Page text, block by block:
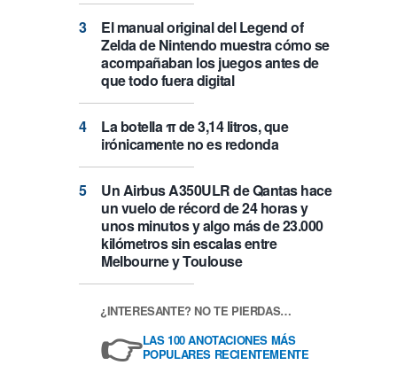
El manual original del Legend of
Zelda de Nintendo muestra cómo se
acompañaban los juegos antes de
que todo fuera digital
La botella π de 3,14 litros, que
irónicamente no es redonda
Un Airbus A350ULR de Qantas hace
un vuelo de récord de 24 horas y
unos minutos y algo más de 23.000
kilómetros sin escalas entre
Melbourne y Toulouse
¿INTERESANTE? NO TE PIERDAS…
👉LAS 100 ANOTACIONES MÁS
POPULARES RECIENTEMENTE